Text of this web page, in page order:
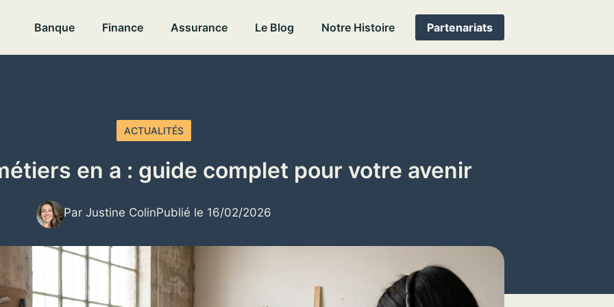
Banque Finance Assurance Le Blog Notre Histoire Partenariats
ACTUALITÉS
en a : guide complet pour votre avenir
Par Justine ColinPublié le 16/02/2026